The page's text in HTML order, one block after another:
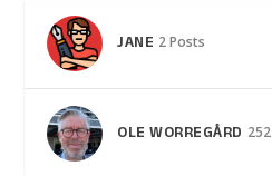
JANE 2 Posts
OLE WORREGÅRD